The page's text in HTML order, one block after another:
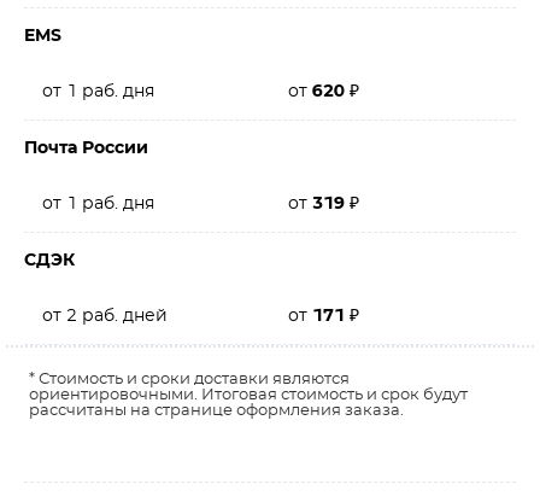
EMS
от 1 раб. дня от 620 ₽
Почта России
от 1 раб. дня от 319 ₽
СДЭК
от 2 раб. дней от 171 ₽
* Стоимость и сроки доставки являются
ориентировочными. Итоговая стоимость и срок будут
рассчитаны на странице оформления заказа.